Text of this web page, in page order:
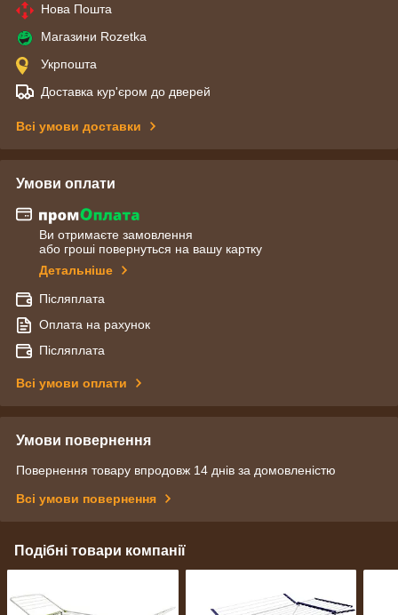
Нова Пошта
Магазини Rozetka
Укрпошта
Доставка кур'єром до дверей
Всі умови доставки
Умови оплати
Ви отримаєте замовлення
або гроші повернуться на вашу картку
Детальніше
Післяплата
Оплата на рахунок
Післяплата
Всі умови оплати
Умови повернення
Повернення товару впродовж 14 днів за домовленістю
Всі умови повернення
Подібні товари компанії